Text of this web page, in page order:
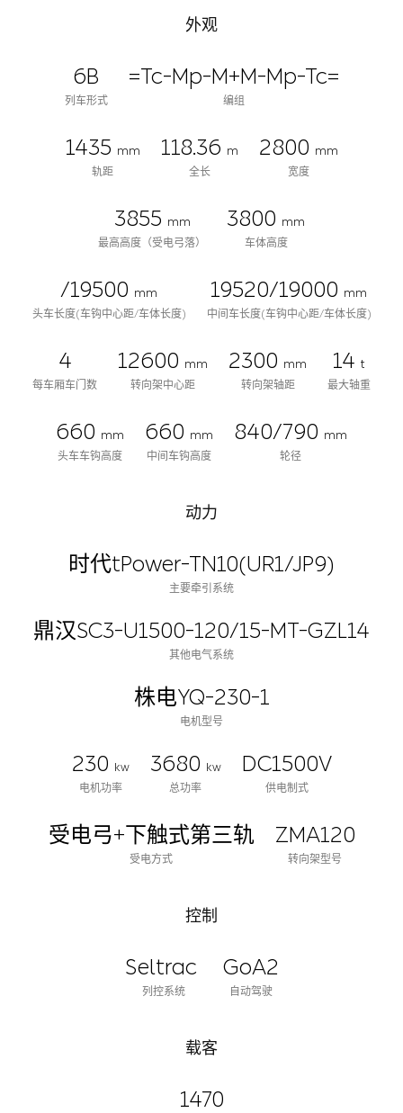
外观
6B
列车形式
=Tc-Mp-M+M-Mp-Tc=
编组
1435 mm
轨距
118.36 m
全长
2800 mm
宽度
3855 mm
最高高度（受电弓落）
3800 mm
车体高度
/19500 mm
头车长度(车钩中心距/车体长度)
19520/19000 mm
中间车长度(车钩中心距/车体长度)
4
每车厢车门数
12600 mm
转向架中心距
2300 mm
转向架轴距
14 t
最大轴重
660 mm
头车车钩高度
660 mm
中间车钩高度
840/790 mm
轮径
动力
时代tPower-TN10(UR1/JP9)
主要牵引系统
鼎汉SC3-U1500-120/15-MT-GZL14
其他电气系统
株电YQ-230-1
电机型号
230
kw
电机功率
3680
kw
总功率
DC1500V
供电制式
受电弓+下触式第三轨
受电方式
ZMA120
转向架型号
控制
Seltrac
列控系统
GoA2
自动驾驶
载客
1470